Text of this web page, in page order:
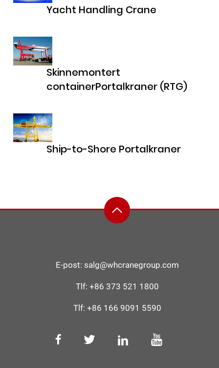
Yacht Handling Crane
Skinnemontert
containerPortalkraner (RTG)
Ship-to-Shore Portalkraner
E-post: salg@whcranegroup.com
Tlf: +86 373 521 1800
Tlf: +86 166 9091 5590